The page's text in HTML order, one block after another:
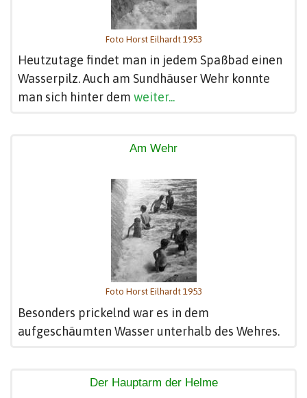
Foto Horst Eilhardt 1953
Heutzutage findet man in jedem Spaßbad einen
Wasserpilz. Auch am Sundhäuser Wehr konnte
man sich hinter dem weiter...
Am Wehr
Foto Horst Eilhardt 1953
Besonders prickelnd war es in dem
aufgeschäumten Wasser unterhalb des Wehres.
Der Hauptarm der Helme